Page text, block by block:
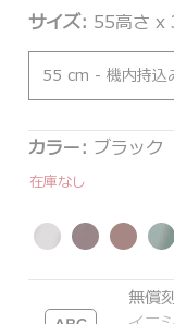
サイズ: 55高さ x
55 cm - 機内持込
カラー: ブラック
在庫なし
無償